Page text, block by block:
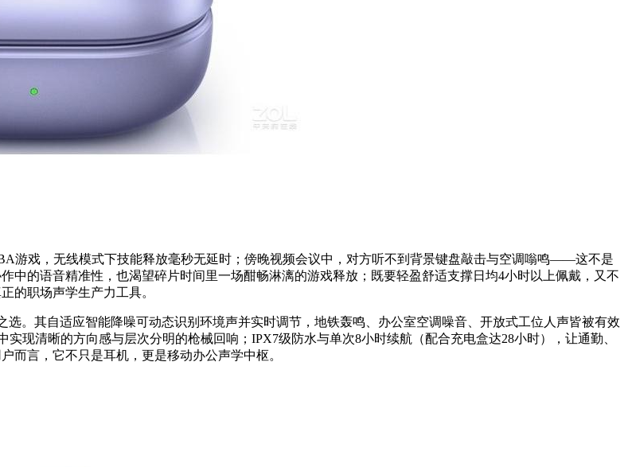
游戏，无线模式下技能释放毫秒无延时；傍晚视频会议中，对方听不到背景键盘敲击与空调嗡鸣——这不是
中的语音精准性，也渴望碎片时间里一场酣畅淋漓的游戏释放；既要轻盈舒适支撑日均4小时以上佩戴，又不
的职场声学生产力工具。
选。其自适应智能降噪可动态识别环境声并实时调节，地铁轰鸣、办公室空调噪音、开放式工位人声皆被有效
现清晰的方向感与层次分明的枪械回响；IPX7级防水与单次8小时续航（配合充电盒达28小时），让通勤、
而言，它不只是耳机，更是移动办公声学中枢。